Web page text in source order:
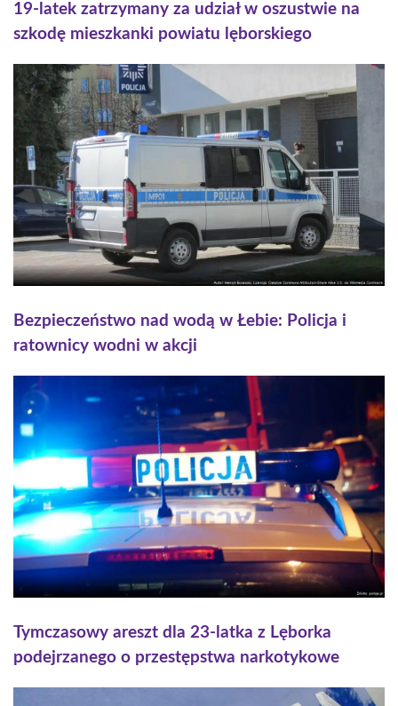
19-latek zatrzymany za udział w oszustwie na
szkodę mieszkanki powiatu lęborskiego
Bezpieczeństwo nad wodą w Łebie: Policja i
ratownicy wodni w akcji
Tymczasowy areszt dla 23-latka z Lęborka
podejrzanego o przestępstwa narkotykowe